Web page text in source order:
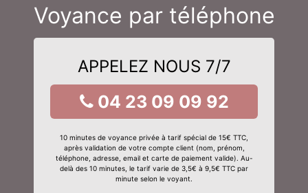
Voyance par téléphone
APPELEZ NOUS 7/7
04 23 09 09 92
10 minutes de voyance privée à tarif spécial de 15€ TTC,
après validation de votre compte client (nom, prénom,
téléphone, adresse, email et carte de paiement valide). Au-
delà des 10 minutes, le tarif varie de 3,5€ à 9,5€ TTC par
minute selon le voyant.